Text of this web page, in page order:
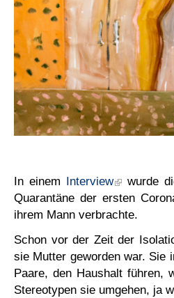
In einem Interview
wurde
Quarantäne der ersten
ihrem Mann verbrachte.
Schon vor der Zeit der
sie Mutter geworden war. Sie
Paare, den Haushalt führen,
Stereotypen sie umgehen, ja